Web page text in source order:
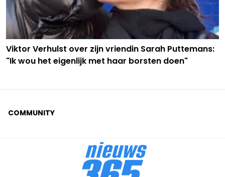
Viktor Verhulst over zijn vriendin Sarah Puttemans:
"Ik wou het eigenlijk met haar borsten doen"
COMMUNITY